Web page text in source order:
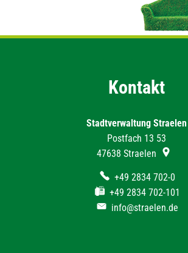
Kontakt
Stadtverwaltung Straelen
Postfach 13 53
47638 Straelen
+49 2834 702-0
+49 2834 702-101
info@straelen.de